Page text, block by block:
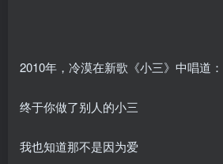
2010年，冷漠在新歌《小三》中唱道：
终于你做了别人的小三
我也知道那不是因为爱